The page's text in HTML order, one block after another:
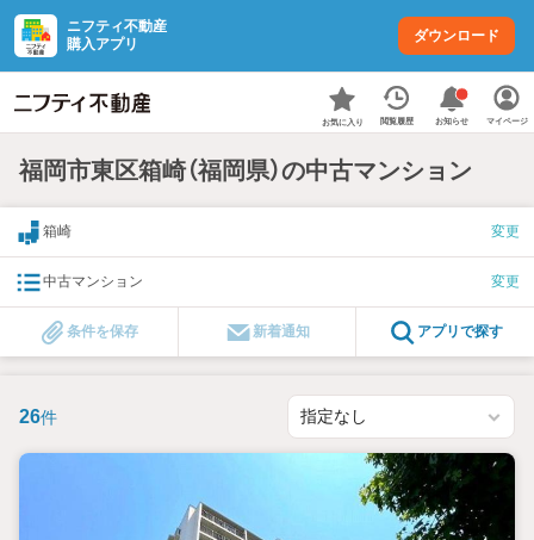
ニフティ不動産
購入アプリ
ダウンロード
お気に入り 閲覧履歴 お知らせ マイページ
福岡市東区箱崎（福岡県）の中古マンション
箱崎 変更
中古マンション 変更
条件を保存 新着通知 アプリで探す
26件